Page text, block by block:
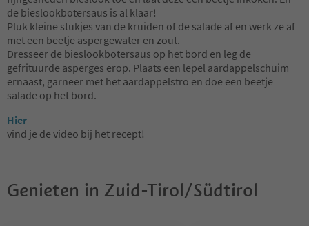
de bieslookbotersaus is al klaar!
Pluk kleine stukjes van de kruiden of de salade af en werk ze af
met een beetje aspergewater en zout.
Dresseer de bieslookbotersaus op het bord en leg de
gefrituurde asperges erop. Plaats een lepel aardappelschuim
ernaast, garneer met het aardappelstro en doe een beetje
salade op het bord.
Hier
vind je de video bij het recept!
Genieten in Zuid-Tirol/Südtirol